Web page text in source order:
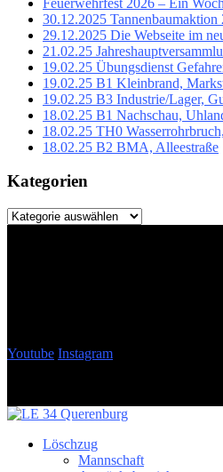
30.12.2025 Tannenbaumaktion
29.12.2025 Die Webseite im
21.02.25
19.02.25 Übungsdienst
19.02.25 B1 Kleinbrand,
19.02.25 B3 Industrie/Lager,
18.02.25 B1 Nachschau,
18.02.25 TH0
18.02.25 B2 BMA, Alleestraße
Kategorien
Kategorien
Youtube Instagram
Löschzug
Mannschaft